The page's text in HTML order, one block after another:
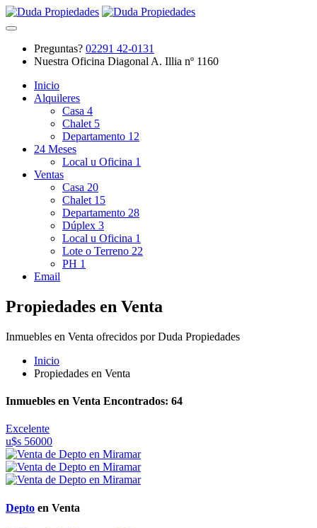
Preguntas? 02291 42-0131
Nuestra Oficina Diagonal A. Illia nº 1160
Inicio
Alquileres
Casa 4
Chalet 5
Departamento 12
24 Meses
Local u Oficina 1
Ventas
Casa 20
Chalet 15
Departamento 28
Dúplex 3
Local u Oficina 1
Lote o Terreno 22
PH 1
Email
Propiedades en Venta
Inmuebles en Venta ofrecidos por Duda Propiedades
Inicio
Propiedades en Venta
Inmuebles en Venta Encontrados: 64
Excelente
u$s 56000
Depto en Venta